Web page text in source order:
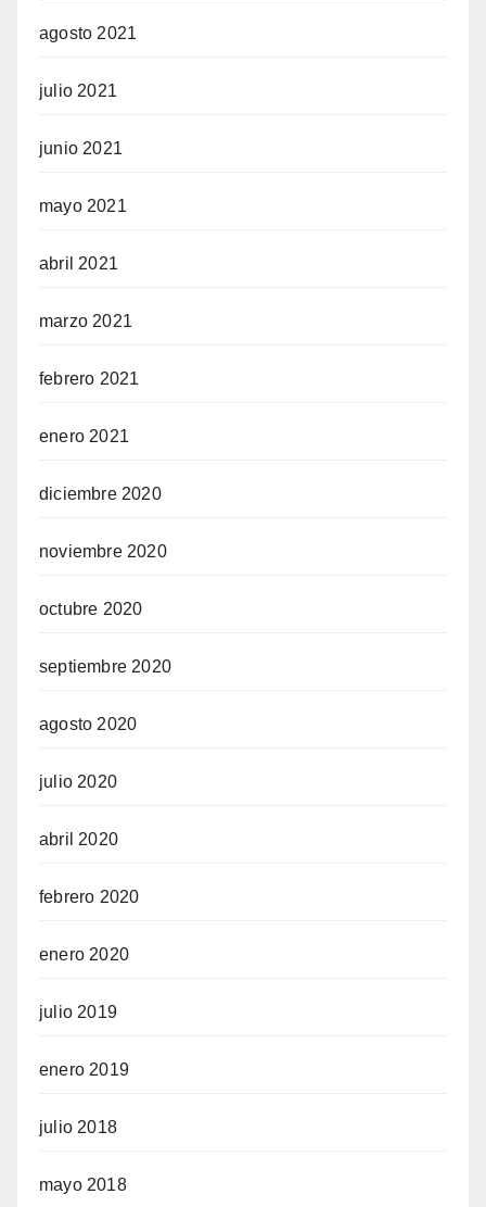
agosto 2021
julio 2021
junio 2021
mayo 2021
abril 2021
marzo 2021
febrero 2021
enero 2021
diciembre 2020
noviembre 2020
octubre 2020
septiembre 2020
agosto 2020
julio 2020
abril 2020
febrero 2020
enero 2020
julio 2019
enero 2019
julio 2018
mayo 2018